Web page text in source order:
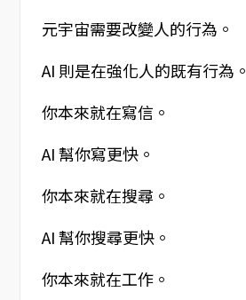
元宇宙需要改變人的行為。
AI 則是在強化人的既有行為。
你本來就在寫信。
AI 幫你寫更快。
你本來就在搜尋。
AI 幫你搜尋更快。
你本來就在工作。